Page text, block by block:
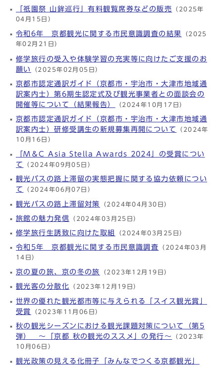
「祇園祭 山鉾巡行」有料観覧席券などの販売
（2025年
04月15日）
令和6年 京都観光に関する市民意識調査の結果
（2025
年02月21日）
修学旅行の受入や体験学習の充実等に向けたご支援のお
願い
（2025年02月05日）
京都市認定通訳ガイド（京都市・宇治市・大津市地域通
訳案内士）第6期生認定式及び観光事業者との面談会の
開催等について（結果報告）
（2024年10月17日）
京都市認定通訳ガイド（京都市・宇治市・大津市地域通
訳案内士）研修受講生の新規募集再開について
（2024年
10月16日）
「M＆C Asia Stella Awards 2024」の受賞につい
て
（2024年09月05日）
観光バスの路上滞留の実態把握に関する協力依頼につい
て
（2024年06月07日）
観光バスの路上滞留対策 （2024年04月30日）
旅館の魅力発信 （2024年03月25日）
修学旅行生誘致に向けた取組 （2024年03月25日）
令和5年 京都観光に関する市民意識調査 （2024年03月
14日）
京の夏の旅、京の冬の旅
（2023年12月19日）
観光客の分散化 （2023年12月19日）
世界の優れた観光都市等に与えられる「スイス観光賞」
受賞
（2023年11月06日）
秋の観光シーズンにおける観光課題対策について（第5
弾） ～「京都 秋の観光のススメ」の発行～
（2023年
10月06日）
観光政策の見える化冊子「みんなでつくる京都観光」